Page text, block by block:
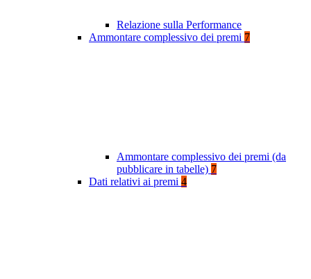
Relazione sulla Performance
Ammontare complessivo dei premi 7
Ammontare complessivo dei premi (da
pubblicare in tabelle) 7
Dati relativi ai premi 4